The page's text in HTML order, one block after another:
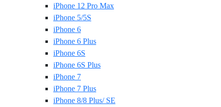
iPhone 12 Pro Max
iPhone 5/5S
iPhone 6
iPhone 6 Plus
iPhone 6S
iPhone 6S Plus
iPhone 7
iPhone 7 Plus
iPhone 8/8 Plus/ SE